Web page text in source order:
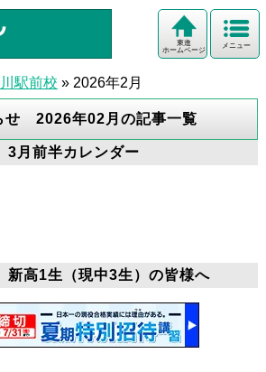
メニュー
東進
ホームページ
駅前校 » 2026年2月
せ 2026年02月の記事一覧
月前半カレンダー
高1生（現中3生）の皆様へ